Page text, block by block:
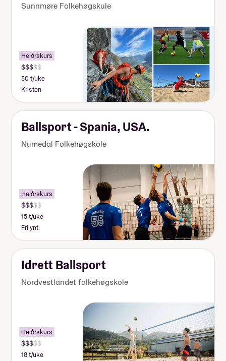
Sunnmøre Folkehøgskule
Helårskurs
30 t/uke
Kristen
Ballsport - Spania, USA.
Numedal Folkehøgskole
Helårskurs
15 t/uke
Frilynt
Idrett Ballsport
Nordvestlandet folkehøgskole
Helårskurs
18 t/uke